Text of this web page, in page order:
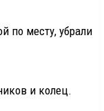
по месту, убрали
и колец.